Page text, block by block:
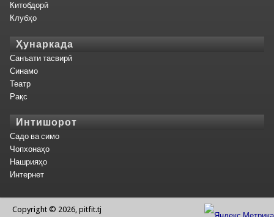
Китобдорӣ
Клубҳо
Ҳунаркада
Санъати тасвирӣ
Синамо
Театр
Рақс
Интишорот
Садо ва симо
Чопхонаҳо
Нашрияҳо
Интернет
Copyright © 2026, pitfit.tj